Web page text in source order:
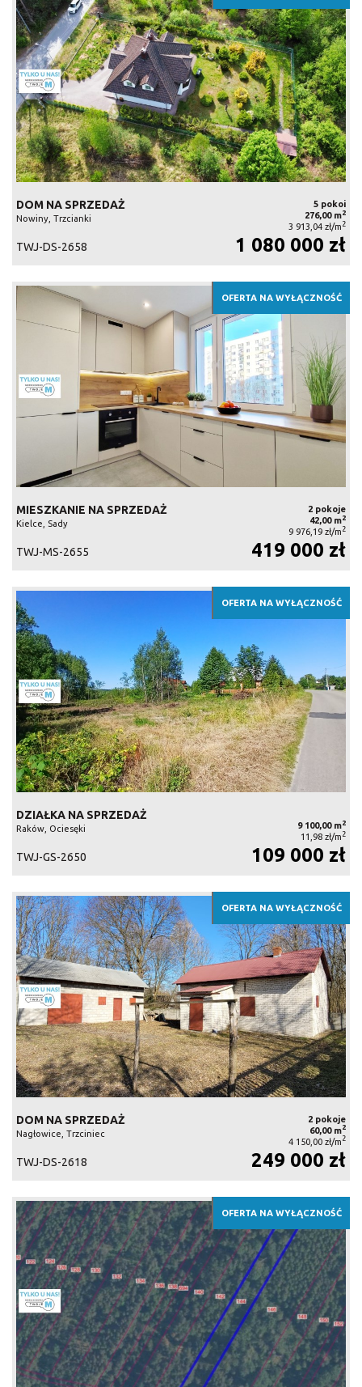
DOM NA SPRZEDAŻ
Nowiny, Trzcianki
5 pokoi
276,00 m2
3 913,04 zł/m 2
TWJ-DS-2658 1 080 000 zł
OFERTA NA WYŁĄCZNOŚĆ
MIESZKANIE NA SPRZEDAŻ
Kielce, Sady
2 pokoje
42,00 m2
9 976,19 zł/m 2
TWJ-MS-2655 419 000 zł
OFERTA NA WYŁĄCZNOŚĆ
DZIAŁKA NA SPRZEDAŻ
Raków, Ociesęki 9 100,00 m2
11,98 zł/m 2
TWJ-GS-2650 109 000 zł
OFERTA NA WYŁĄCZNOŚĆ
DOM NA SPRZEDAŻ
Nagłowice, Trzciniec
2 pokoje
60,00 m2
4 150,00 zł/m 2
TWJ-DS-2618 249 000 zł
OFERTA NA WYŁĄCZNOŚĆ